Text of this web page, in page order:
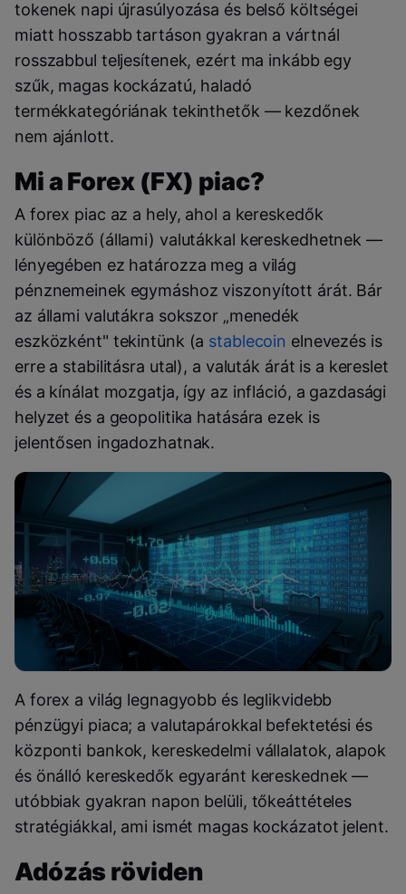
tokenek napi újrasúlyozása és belső költségei
miatt hosszabb tartáson gyakran a vártnál
rosszabbul teljesítenek, ezért ma inkább egy
szűk, magas kockázatú, haladó
termékkategóriának tekinthetők — kezdőnek
nem ajánlott.
Mi a Forex (FX) piac?
A forex piac az a hely, ahol a kereskedők
különböző (állami) valutákkal kereskedhetnek —
lényegében ez határozza meg a világ
pénznemeinek egymáshoz viszonyított árát. Bár
az állami valutákra sokszor „menedék
eszközként" tekintünk (a stablecoin elnevezés is
erre a stabilitásra utal), a valuták árát is a kereslet
és a kínálat mozgatja, így az infláció, a gazdasági
helyzet és a geopolitika hatására ezek is
jelentősen ingadozhatnak.
A forex a világ legnagyobb és leglikvidebb
pénzügyi piaca; a valutapárokkal befektetési és
központi bankok, kereskedelmi vállalatok, alapok
és önálló kereskedők egyaránt kereskednek —
utóbbiak gyakran napon belüli, tőkeáttételes
stratégiákkal, ami ismét magas kockázatot jelent.
Adózás röviden